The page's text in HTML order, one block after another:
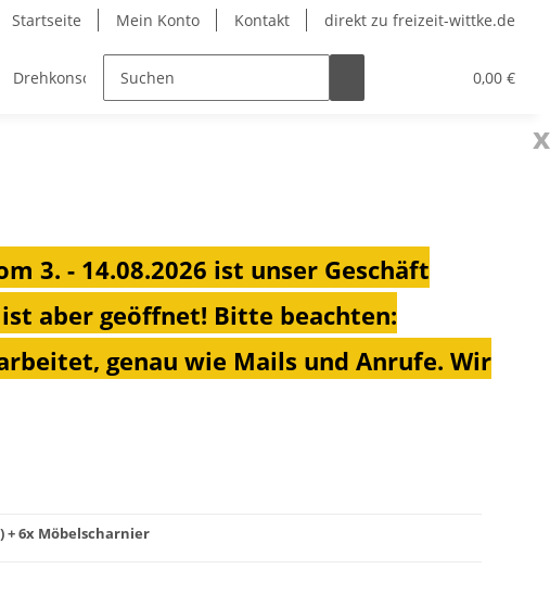
Startseite Mein Konto Kontakt direkt zu freizeit-wittke.de
0,00 €
Drehkonsolen Heizungen für Ihren
x
3. - 14.08.2026 ist unser Geschäft
aber geöffnet! Bitte beachten:
genau wie Mails und Anrufe. Wir
+ 6x Möbelscharnier